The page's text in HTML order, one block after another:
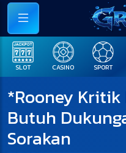
SLOT CASINO SPORT
*Rooney Kritik
Butuh
Sorakan